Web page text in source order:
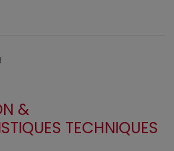
&
TECHNIQUES